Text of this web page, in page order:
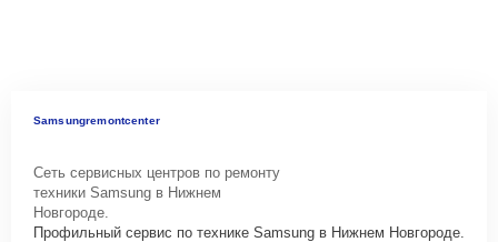
Samsungremontcenter
Сеть сервисных центров по ремонту
техники Samsung в Нижнем
Новгороде.
Профильный сервис по технике Samsung в Нижнем Новгороде.